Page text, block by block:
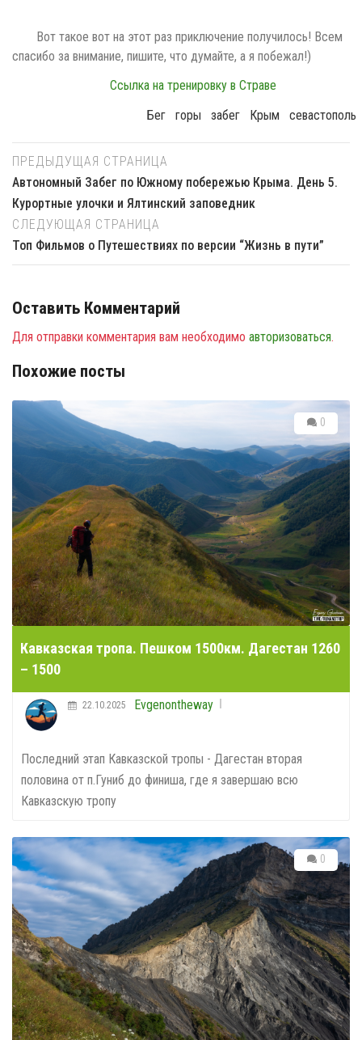
Вот такое вот на этот раз приключение получилось! Всем
спасибо за внимание, пишите, что думайте, а я побежал!)
Ссылка на тренировку в Страве
Бег
Горы Забег Крым Севастополь
ПРЕДЫДУЩАЯ СТРАНИЦА
Автономный Забег по Южному побережью Крыма. День 5.
Курортные улочки и Ялтинский заповедник
СЛЕДУЮЩАЯ СТРАНИЦА
Топ Фильмов о Путешествиях по версии “Жизнь в пути”
Оставить Комментарий
Для отправки комментария вам необходимо авторизоваться.
Похожие посты
0
Кавказская тропа. Пешком 1500км. Дагестан 1260
– 1500
Evgenontheway
22.10.2025
Последний этап Кавказской тропы - Дагестан вторая
половина от п.Гуниб до финиша, где я завершаю всю
Кавказскую тропу
0